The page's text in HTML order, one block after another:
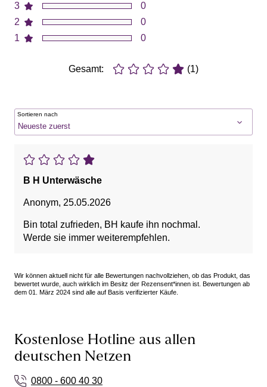
3
2
1
0
0
0
Gesamt: (1)
Sortieren nach
B H Unterwäsche
Anonym, 25.05.2026
Bin total zufrieden, BH kaufe ihn nochmal.
Werde sie immer weiterempfehlen.
Wir können aktuell nicht für alle Bewertungen nachvollziehen, ob das Produkt, das
bewertet wurde, auch wirklich im Besitz der Rezensent*innen ist. Bewertungen ab
dem 01. März 2024 sind alle auf Basis verifizierter Käufe.
Kostenlose Hotline aus allen
deutschen Netzen
0800 - 600 40 30